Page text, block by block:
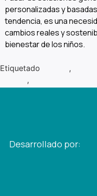
personalizadas y
tendencia, es una
cambios reales y
bienestar de los niños.
Etiquetado ,
,
Desarrollado por: